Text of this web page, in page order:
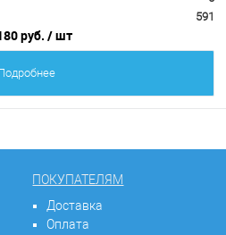
591
руб. / шт
ПОКУПАТЕЛЯМ
Доставка
Оплата